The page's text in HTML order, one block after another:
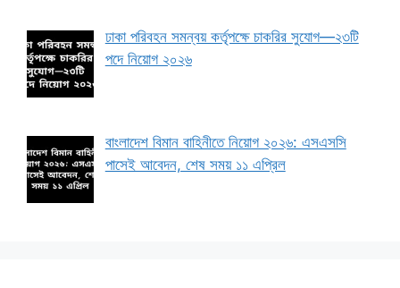
ঢাকা পরিবহন সমন্বয় কর্তৃপক্ষে চাকরির সুযোগ—২৩টি
পদে নিয়োগ ২০২৬
বাংলাদেশ বিমান বাহিনীতে নিয়োগ ২০২৬: এসএসসি
পাসেই আবেদন, শেষ সময় ১১ এপ্রিল